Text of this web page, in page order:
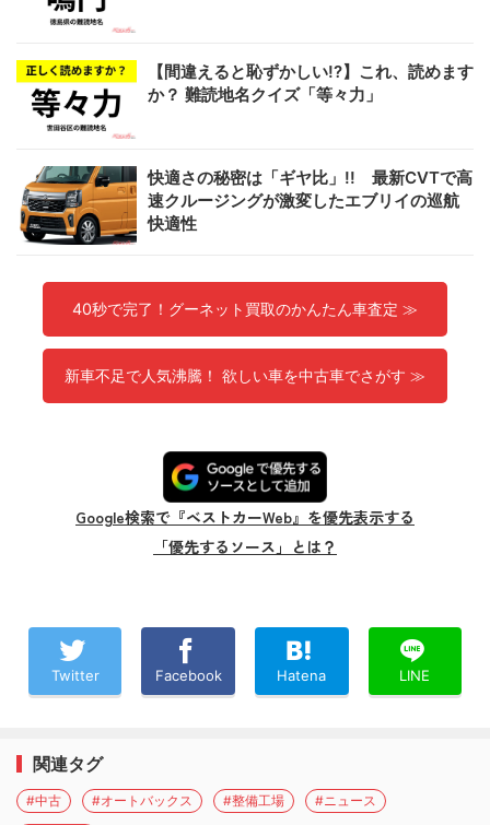
【間違えると恥ずかしい!?】これ、読めます
か？ 難読地名クイズ「等々力」
快適さの秘密は「ギヤ比」!! 最新CVTで高
速クルージングが激変したエブリイの巡航
快適性
40秒で完了！グーネット買取のかんたん車査定 ≫
新車不足で人気沸騰！ 欲しい車を中古車でさがす ≫
Google検索で『ベストカーWeb』を優先表示する
「優先するソース」とは？
Twitter Facebook Hatena LINE
関連タグ
#中古 #オートバックス #整備工場 #ニュース